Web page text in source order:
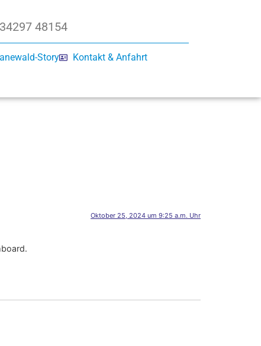
48154
Story Kontakt & Anfahrt
Oktober 25, 2024 um 9:25 a.m. Uhr